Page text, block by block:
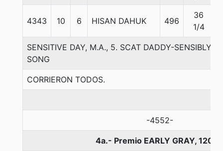
4343 10 6 HISAN DAHUK 496
36
1/4
SENSITIVE DAY, M.A., 5. SCAT DADDY-SENSIBLY
SONG
CORRIERON TODOS.
-4552-
4a.- Premio EARLY GRAY, 1200